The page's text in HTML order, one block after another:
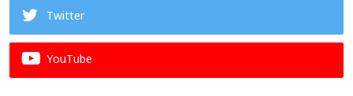
Twitter
YouTube